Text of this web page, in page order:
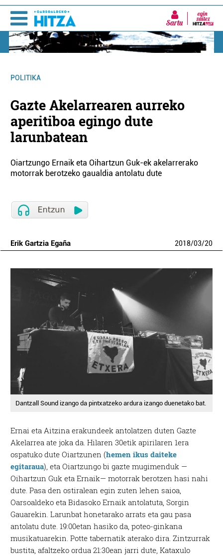
Sartu
POLITIKA
Gazte Akelarrearen aurreko
aperitiboa egingo dute
larunbatean
Oiartzungo Ernaik eta Oihartzun Guk-ek akelarrerako
motorrak berotzeko gaualdia antolatu dute
Erik Gartzia Egaña 2018/03/20
Dantzall Sound izango da pintxatzeko ardura izango duenetako bat.
Ernai eta Aitzina erakundeek antolatzen duten Gazte
Akelarrea ate joka da. Hilaren 30etik apirilaren 1era
ospatuko dute Oiartzunen (hemen ikus daiteke
egitaraua), eta Oiartzungo bi gazte mugimenduk —
Oihartzun Guk eta Ernaik— motorrak berotzen hasi nahi
dute. Pasa den ostiralean egin zuten lehen saioa,
Oarsoaldeko eta Bidasoko Ernaik antolatuta, Sorgin
Gauarekin. Larunbat honetarako arrats eta gau pasa
antolatu dute. 19:00etan hasiko da, poteo-ginkana
musikatuarekin. Potte tabernatik aterako dira. Zintzurrak
bustita, afaltzeko ordua 21:30ean jarri dute, Kataxulo